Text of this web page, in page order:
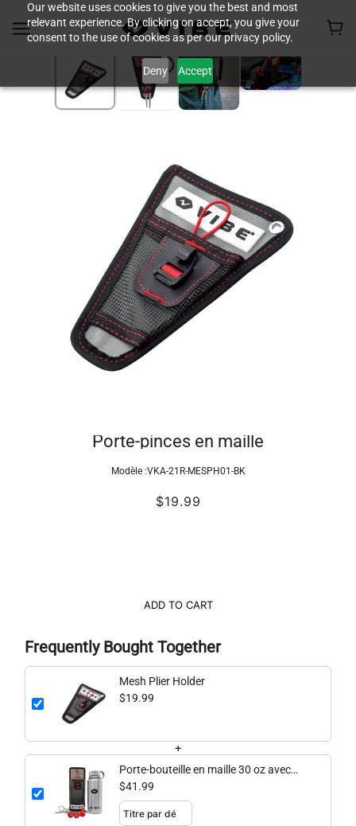
Our website uses cookies to give you the best and most
relevant experience. By clicking on accept, you give your
consent to the use of cookies as per our privacy policy.
Deny Accept
Porte-pinces en maille
Modèle :VKA-21R-MESPH01-BK
$19.99
ADD TO CART
Frequently Bought Together
Mesh Plier Holder
$19.99
+
Porte-bouteille en maille 30 oz avec
bouteille
$41.99